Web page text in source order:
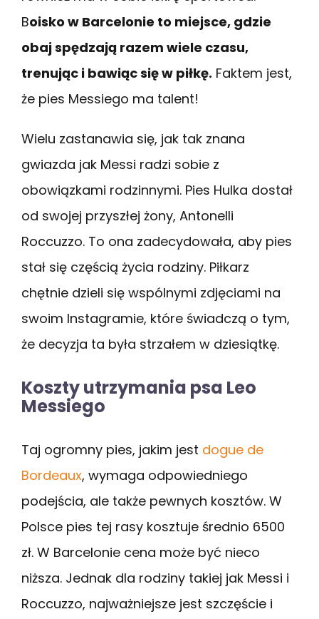
Boisko w Barcelonie to miejsce, gdzie
obaj spędzają razem wiele czasu,
trenując i bawiąc się w piłkę. Faktem jest,
że pies Messiego ma talent!
Wielu zastanawia się, jak tak znana
gwiazda jak Messi radzi sobie z
obowiązkami rodzinnymi. Pies Hulka dostał
od swojej przyszłej żony, Antonelli
Roccuzzo. To ona zadecydowała, aby pies
stał się częścią życia rodziny. Piłkarz
chętnie dzieli się wspólnymi zdjęciami na
swoim Instagramie, które świadczą o tym,
że decyzja ta była strzałem w dziesiątkę.
Koszty utrzymania psa Leo
Messiego
Taj ogromny pies, jakim jest dogue de
Bordeaux, wymaga odpowiedniego
podejścia, ale także pewnych kosztów. W
Polsce pies tej rasy kosztuje średnio 6500
zł. W Barcelonie cena może być nieco
niższa. Jednak dla rodziny takiej jak Messi i
Roccuzzo, najważniejsze jest szczęście i